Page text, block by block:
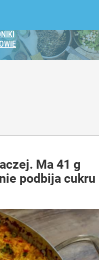
Ma 41 g
podbija cukru